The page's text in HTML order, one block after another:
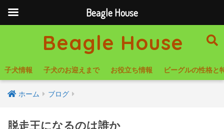
Beagle House
子犬情報 子犬のお迎えまで お役立ち情報 ビーグルの性格と
ホーム ブログ
脱走王になるのは誰か
Beagle House